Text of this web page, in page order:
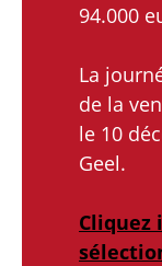
94.000
La
de la
le 10
Geel.
Cliquez